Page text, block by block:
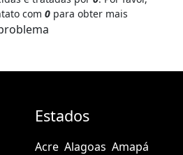
com 0 para obter mais
Estados
Acre Alagoas Amapá